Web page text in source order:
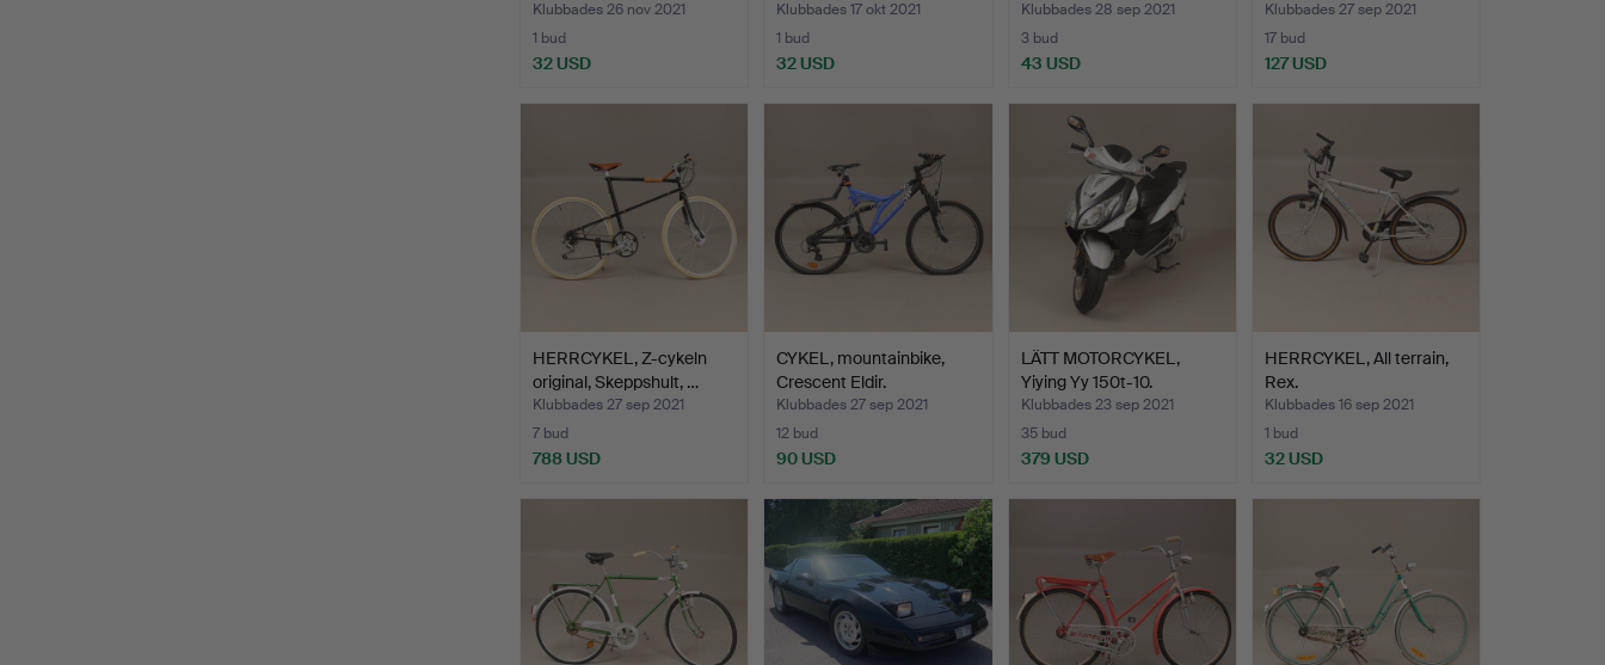
Klubbades 26 nov 2021
1 bud
32 USD
Klubbades 17 okt 2021
1 bud
32 USD
Klubbades 28 sep 2021
3 bud
43 USD
Klubbades 27 sep 2021
17 bud
127 USD
HERRCYKEL, Z-cykeln
original, Skeppshult, …
Klubbades 27 sep 2021
7 bud
788 USD
CYKEL, mountainbike,
Crescent Eldir.
Klubbades 27 sep 2021
12 bud
90 USD
LÄTT MOTORCYKEL,
Yiying Yy 150t-10.
Klubbades 23 sep 2021
35 bud
379 USD
HERRCYKEL, All terrain,
Rex.
Klubbades 16 sep 2021
1 bud
32 USD